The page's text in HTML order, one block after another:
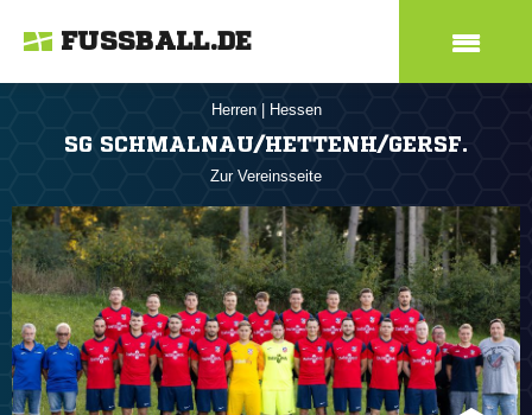
FUSSBALL.DE
Herren Hessen
SG SCHMALNAU/HETTENH/GERSF.
Zur Vereinsseite